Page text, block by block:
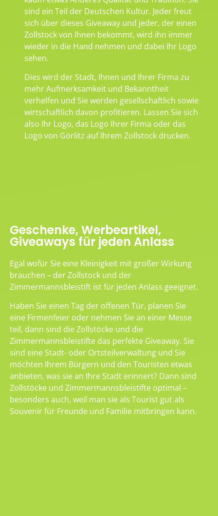
sind ein Teil der Deutschen Kultur. Jeder freut
sich über dieses Giveaway und jeder, der einen
Zollstock von Ihnen bekommt, wird ihn immer
wieder in die Hand nehmen und dabei Ihr Logo
sehen.
Dies wird der Stadt, Ihnen und Ihrer Firma zu
mehr Aufmerksamkeit und Bekanntheit
verhelfen und Sie werden gesellschaftlich sowie
wirtschaftlich davon profitieren. Lassen Sie sich
also Ihr Logo, das Logo Ihrer Firma oder das
Logo von Görlitz auf Ihrem Zollstock drucken.
Geschenke, Werbeartikel,
Giveaways für jeden Anlass
Egal wofür Sie eine Kleinigkeit mit großer Wirkung
brauchen – der Zollstock und der
Zimmermannsbleistift ist für jeden Anlass geeignet.
Haben Sie einen Tag der offenen Tür, planen Sie
eine Firmenfeier oder nehmen Sie an einer Messe
teil, dann sind die Zollstöcke und die
Zimmermannsbleistifte das perfekte Giveaway. Sie
sind eine Stadt- oder Ortsteilverwaltung und Sie
möchten Ihrem Bürgern und den Touristen etwas
anbieten, was sie an Ihre Stadt erinnert? Dann sind
Zollstöcke und Zimmermannsbleistifte optimal –
besonders auch, weil man sie als Tourist gut als
Souvenir für Freunde und Familie mitbringen kann.